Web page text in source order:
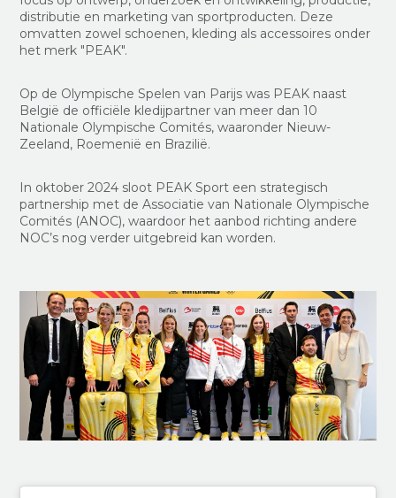
distributie en marketing van sportproducten. Deze
omvatten zowel schoenen, kleding als accessoires onder
het merk "PEAK".
Op de Olympische Spelen van Parijs was PEAK naast
België de officiële kledijpartner van meer dan 10
Nationale Olympische Comités, waaronder Nieuw-
Zeeland, Roemenië en Brazilië.
In oktober 2024 sloot PEAK Sport een strategisch
partnership met de Associatie van Nationale Olympische
Comités (ANOC), waardoor het aanbod richting andere
NOC’s nog verder uitgebreid kan worden.